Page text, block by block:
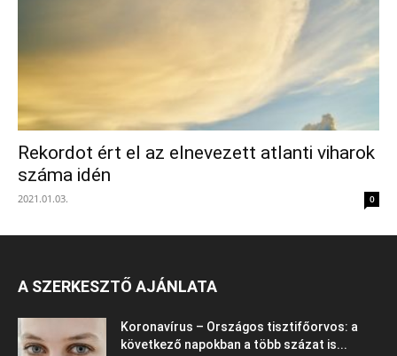
Rekordot ért el az elnevezett atlanti viharok
száma idén
2021.01.03. 0
A SZERKESZTŐ AJÁNLATA
Koronavírus – Országos tisztifőorvos: a
következő napokban a több százat is...